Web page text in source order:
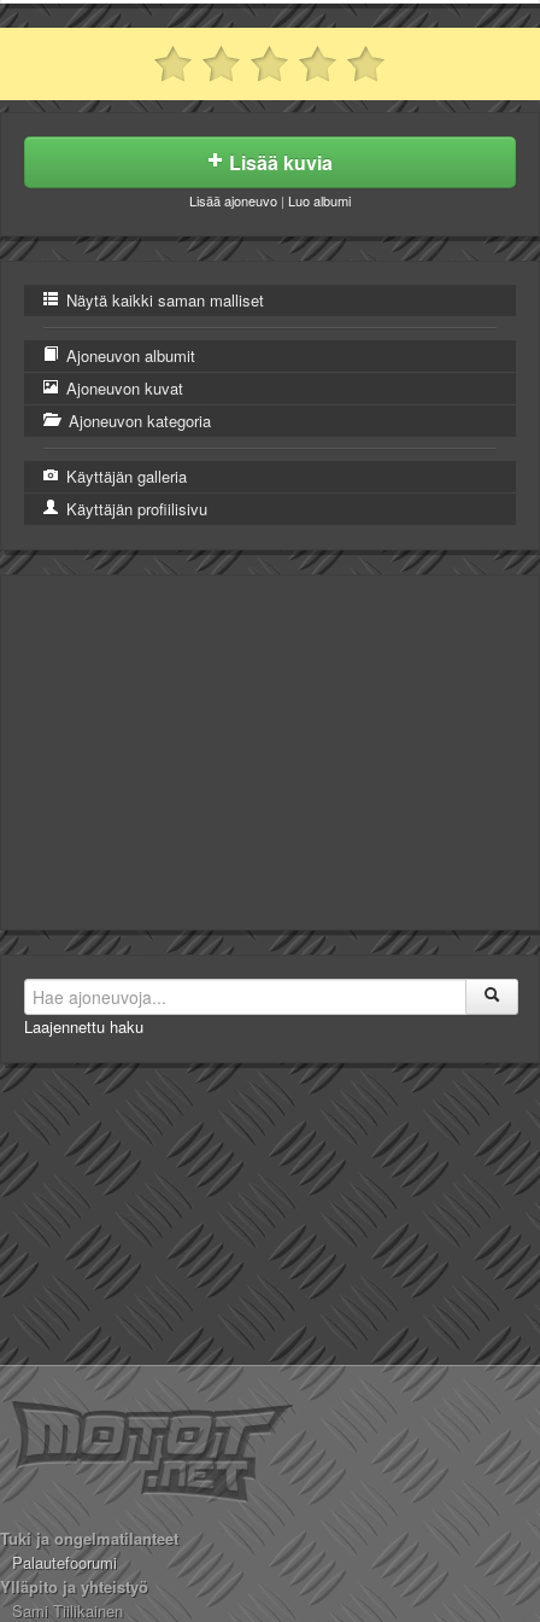
Lisää kuvia
Lisää ajoneuvo | Luo albumi
Näytä kaikki saman malliset
Ajoneuvon albumit
Ajoneuvon kuvat
Ajoneuvon kategoria
Käyttäjän galleria
Käyttäjän profiilisivu
Laajennettu haku
Tuki ja ongelmatilanteet
Palautefoorumi
Ylläpito ja yhteistyö
Sami Tiilikainen